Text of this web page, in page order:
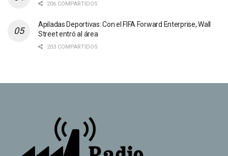
206 COMPARTIDOS
Apiladas Deportivas: Con el FIFA Forward Enterprise, Wall
Street entró al área
203 COMPARTIDOS